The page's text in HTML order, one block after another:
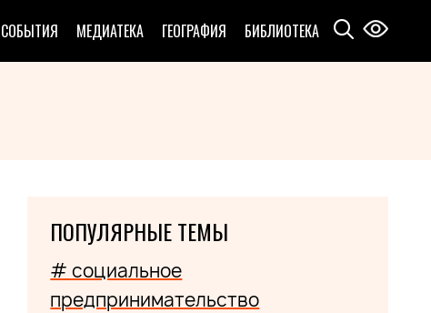
СОБЫТИЯ МЕДИАТЕКА ГЕОГРАФИЯ БИБЛИОТЕКА
ПОПУЛЯРНЫЕ ТЕМЫ
# социальное
предпринимательство